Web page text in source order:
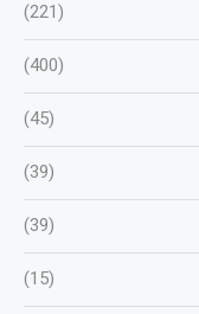
(221)
(400)
(45)
(39)
(39)
(15)